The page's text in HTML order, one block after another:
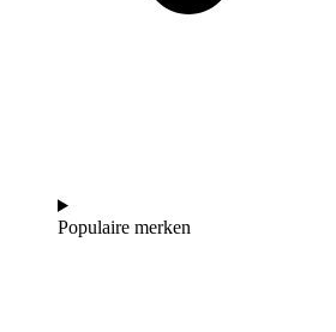
Populaire merken